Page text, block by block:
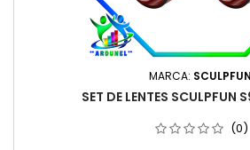
MARCA: SCULPFUN
SET DE LENTES SCULPFUN
(0)